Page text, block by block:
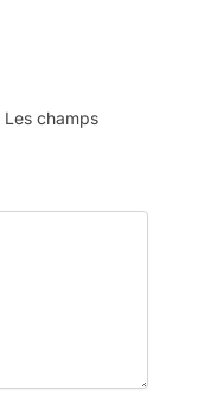
Les champs